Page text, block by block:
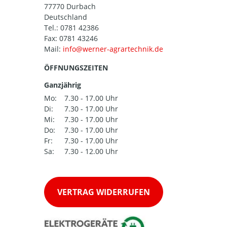
77770 Durbach
Deutschland
Tel.: 0781 42386
Fax: 0781 43246
Mail:
ÖFFNUNGSZEITEN
Ganzjährig
Mo:
7.30 - 17.00 Uhr
Di:
7.30 - 17.00 Uhr
Mi:
7.30 - 17.00 Uhr
Do:
7.30 - 17.00 Uhr
Fr:
7.30 - 17.00 Uhr
Sa:
7.30 - 12.00 Uhr
VERTRAG WIDERRUFEN